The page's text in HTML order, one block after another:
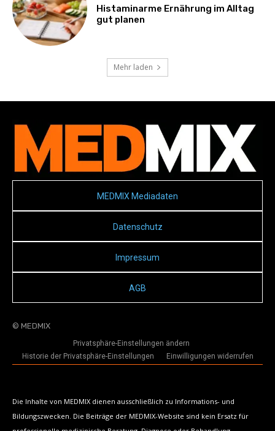
Histaminarme Ernährung im Alltag
gut planen
Mehr laden
MEDMIX Mediadaten
Datenschutz
Impressum
AGB
© MEDMIX
Privatsphäre-Einstellungen ändern
Historie der Privatsphäre-Einstellungen
Einwilligungen widerrufen
Die Inhalte von MEDMIX dienen ausschließlich zu Informations- und
Bildungszwecken. Die Beiträge der MEDMIX-Website sind kein Ersatz für